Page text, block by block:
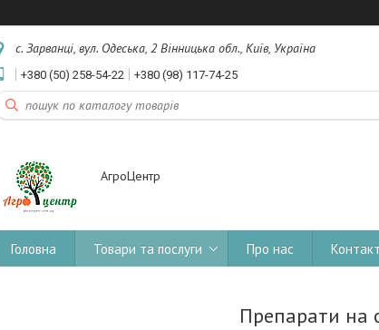
с. Зарванці, вул. Одеська, 2 Вінницька обл., Київ, Україна
+380 (50) 258-54-22 +380 (98) 117-74-25
АгроЦентр
Головна Товари та послуги Про нас
Препарати на